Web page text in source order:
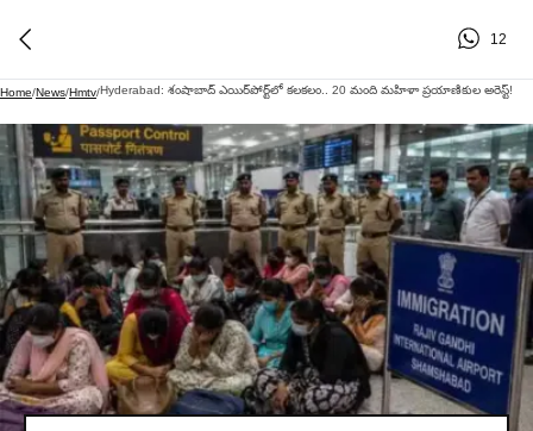
12
Home/News/Hmtv/Hyderabad: శంషాబాద్ ఎయిర్‌పోర్ట్‌లో కలకలం.. 20 మంది మహిళా ప్రయాణికుల అరెస్ట్!